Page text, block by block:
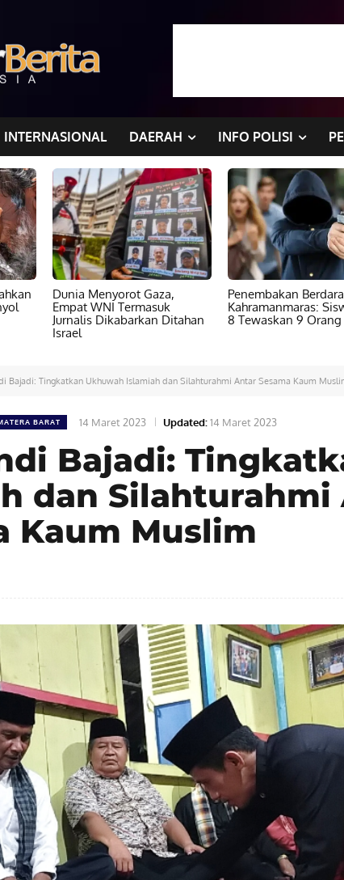
INTERNASIONAL DAERAH INFO POLISI
Dunia Menyorot Gaza,
Empat WNI Termasuk
Jurnalis Dikabarkan Ditahan
Israel
Penembakan
Kahramanmaras:
8 Tewaskan 9 Orang
Bajadi: Tingkatkan Ukhuwah Islamiah dan Silahturahmi Antar Sesama Kaum
BARAT 14 Maret 2023 Updated:14 Maret 2023
Bajadi:
dan Silahturahmi
Kaum Muslim